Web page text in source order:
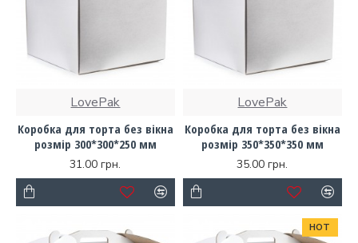
LovePak
Коробка для торта без вікна
розмір 300*300*250 мм
31.00 грн.
LovePak
Коробка для торта без вікна
розмір 350*350*350 мм
35.00 грн.
HOT